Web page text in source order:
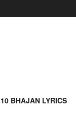
BHAJAN LYRICS